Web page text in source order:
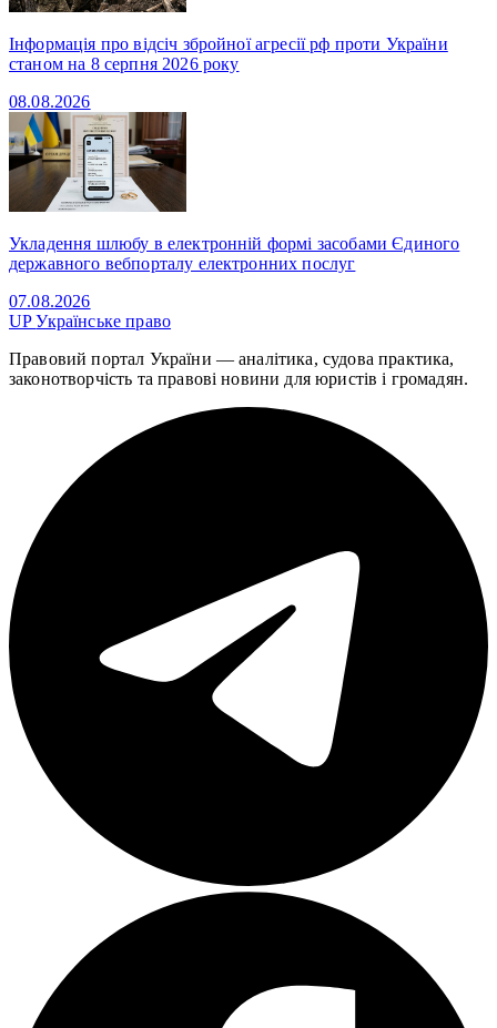
Інформація про відсіч збройної агресії рф проти України
станом на 8 серпня 2026 року
08.08.2026
Укладення шлюбу в електронній формі засобами Єдиного
державного вебпорталу електронних послуг
07.08.2026
UPУкраїнське право
Правовий портал України — аналітика, судова практика,
законотворчість та правові новини для юристів і громадян.